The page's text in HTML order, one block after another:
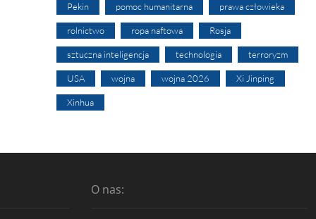
Pekin pomoc humanitarna prawa człowieka
rolnictwo ropa naftowa Rosja
sztuczna inteligencja technologia terroryzm
USA wojna wojna 2026 Xi Jinping
Xinhua
O nas: